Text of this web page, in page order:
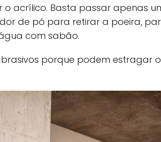
o acrílico. Basta passar apenas
de pó para retirar a poeira,
com sabão.
porque podem estragar o